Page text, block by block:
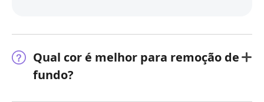
Qual cor é melhor para remoção de
fundo?